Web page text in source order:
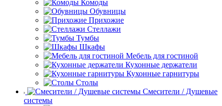
Комоды
Обувницы
Прихожие
Стеллажи
Тумбы
Шкафы
Мебель для гостиной
Кухонные держатели
Кухонные гарнитуры
Столы
Смесители / Душевые
системы